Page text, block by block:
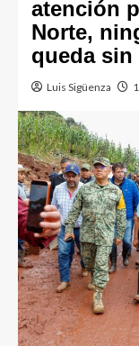
atención
Norte,
queda sin
Luis Sigüenza